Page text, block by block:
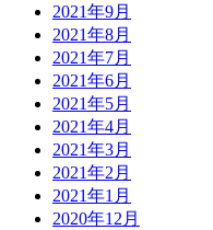
2021年9月
2021年8月
2021年7月
2021年6月
2021年5月
2021年4月
2021年3月
2021年2月
2021年1月
2020年12月